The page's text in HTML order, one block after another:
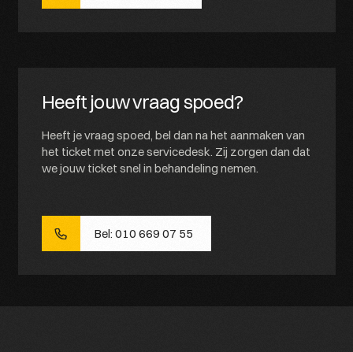
Heeft jouw vraag spoed?
Heeft je vraag spoed, bel dan na het aanmaken van
het ticket met onze servicedesk. Zij zorgen dan dat
we jouw ticket snel in behandeling nemen.
Bel: 010 669 07 55